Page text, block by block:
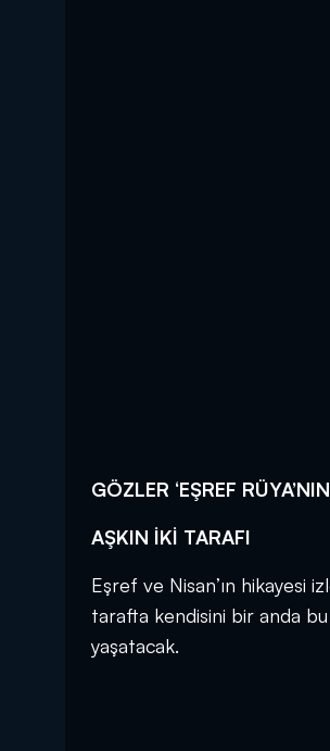
GÖZLER ‘EŞREF
AŞKIN İKİ TARAFI
Eşref ve Nisan’ın hikayesi
tarafta kendisini bir anda
yaşatacak.